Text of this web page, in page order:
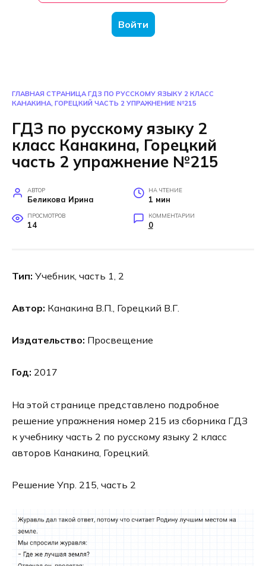
Войти
ГЛАВНАЯ СТРАНИЦА ГДЗ ПО РУССКОМУ ЯЗЫКУ 2 КЛАСС
КАНАКИНА, ГОРЕЦКИЙ ЧАСТЬ 2 УПРАЖНЕНИЕ №215
ГДЗ по русскому языку 2
класс Канакина, Горецкий
часть 2 упражнение №215
АВТОР
Беликова Ирина
НА ЧТЕНИЕ
1 мин
ПРОСМОТРОВ
14
КОММЕНТАРИИ
0
Тип: Учебник, часть 1, 2
Автор: Канакина В.П., Горецкий В.Г.
Издательство: Просвещение
Год: 2017
На этой странице представлено подробное
решение упражнения номер 215 из сборника ГДЗ
к учебнику часть 2 по русскому языку 2 класс
авторов Канакина, Горецкий.
Решение Упр. 215, часть 2